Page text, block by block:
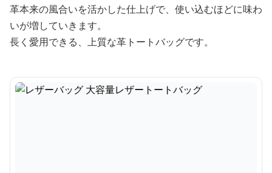
革本来の風合いを活かした仕上げで、使い込むほどに味わ
いが増していきます。
長く愛用できる、上質な革トートバッグです。